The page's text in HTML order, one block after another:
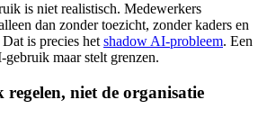
is niet realistisch. Medewerkers
dan zonder toezicht, zonder kaders en
is precies het shadow AI-probleem. Een
maar stelt grenzen.
regelen, niet de organisatie